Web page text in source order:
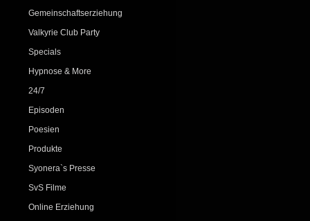
Gemeinschaftserziehung
Valkyrie Club Party
Specials
Hypnose & More
24/7
Episoden
Poesien
Produkte
Syonera`s Presse
SvS Filme
Online Erziehung